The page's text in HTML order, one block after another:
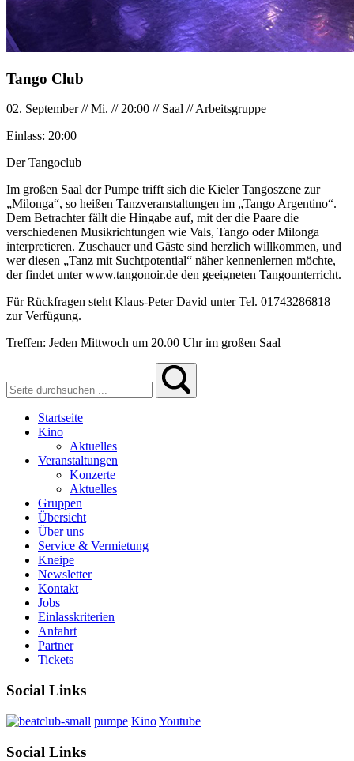
Tango Club
02. September//Mi. //20:00 // Saal //Arbeitsgruppe
Einlass: 20:00
Der Tangoclub
Im großen Saal der Pumpe trifft sich die Kieler Tangoszene zur
„Milonga“, so heißen Tanzveranstaltungen im „Tango Argentino“.
Dem Betrachter fällt die Hingabe auf, mit der die Paare die
verschiedenen Musikrichtungen wie Vals, Tango oder Milonga
interpretieren. Zuschauer und Gäste sind herzlich willkommen, und
wer diesen „Tanz mit Suchtpotential“ näher kennenlernen möchte,
der findet unter www.tangonoir.de den geeigneten Tangounterricht.
Für Rückfragen steht Klaus-Peter David unter Tel. 01743286818
zur Verfügung.
Treffen: Jeden Mittwoch um 20.00 Uhr im großen Saal
Startseite
Kino
Aktuelles
Veranstaltungen
Konzerte
Aktuelles
Gruppen
Übersicht
Über uns
Service & Vermietung
Kneipe
Newsletter
Kontakt
Jobs
Einlasskriterien
Anfahrt
Partner
Tickets
Social Links
pumpe KinoYoutube
Social Links